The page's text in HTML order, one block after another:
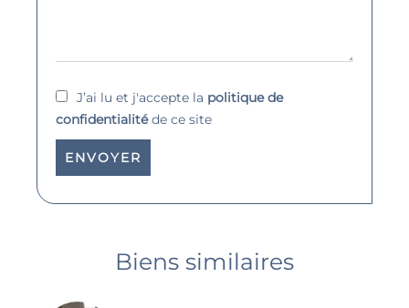
J’ai lu et j'accepte la politique de
confidentialitéde ce site
ENVOYER
Biens similaires